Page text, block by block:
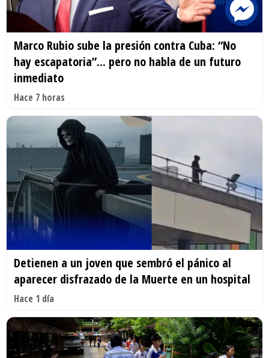
Marco Rubio sube la presión contra Cuba: “No
hay escapatoria”... pero no habla de un futuro
inmediato
Hace 7 horas
Detienen a un joven que sembró el pánico al
aparecer disfrazado de la Muerte en un hospital
Hace 1 día